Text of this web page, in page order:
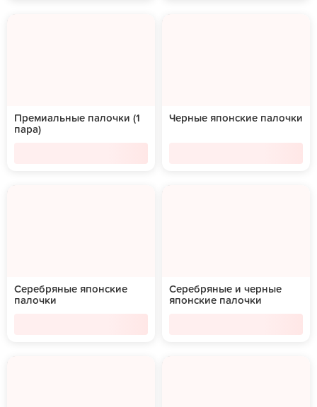
Премиальные палочки (1
пара)
Черные японские палочки
Серебряные японские
палочки
Серебряные и черные
японские палочки